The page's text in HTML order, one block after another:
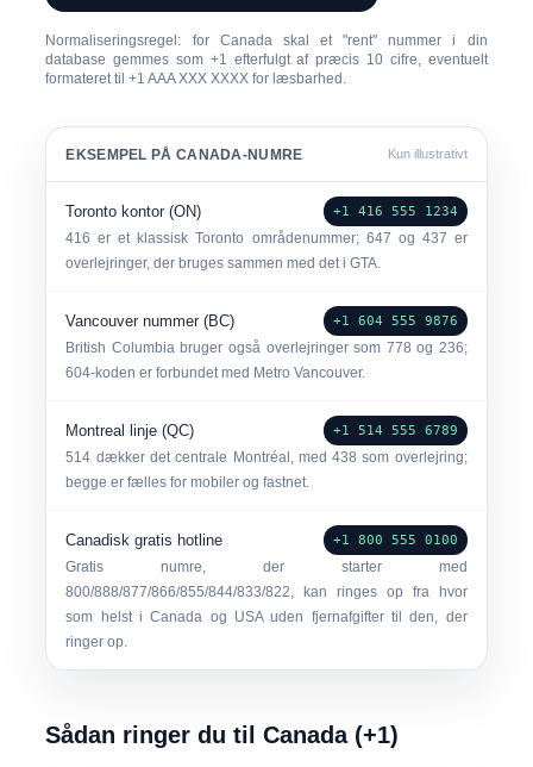
Normaliseringsregel: for Canada skal et "rent" nummer i din
database gemmes som +1 efterfulgt afpræcis 10 cifre, eventuelt
formateret til+1 AAA XXX XXXX for læsbarhed.
EKSEMPEL PÅ CANADA-NUMRE Kun illustrativt
Toronto kontor (ON) +1 416 555 1234
416 er et klassisk Toronto områdenummer; 647 og 437 er
overlejringer, der bruges sammen med det i GTA.
Vancouver nummer (BC) +1 604 555 9876
British Columbia bruger også overlejringer som 778 og 236;
604-koden er forbundet med Metro Vancouver.
Montreal linje (QC) +1 514 555 6789
514 dækker det centrale Montréal, med 438 som overlejring;
begge er fælles for mobiler og fastnet.
Canadisk gratis hotline +1 800 555 0100
Gratis numre, der starter med
800/888/877/866/855/844/833/822, kan ringes op fra hvor
som helst i Canada og USA uden fjernafgifter til den, der
ringer op.
Sådan ringer du til Canada (+1)